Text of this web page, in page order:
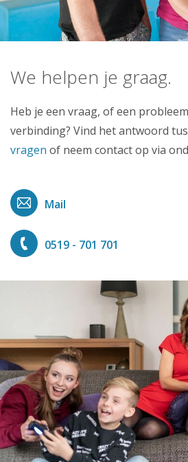
We helpen je graag.
Heb je een vraag, of een
verbinding? Vind het antwoord
vragen of neem contact op via
Mail
0519 - 701 701